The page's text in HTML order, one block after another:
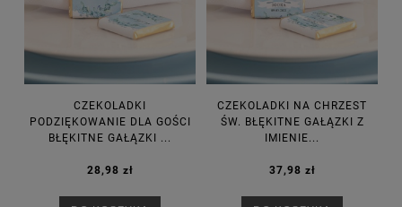
CZEKOLADKI
PODZIĘKOWANIE DLA GOŚCI
BŁĘKITNE GAŁĄZKI ...
28,98 zł
CZEKOLADKI NA CHRZEST
ŚW. BŁĘKITNE GAŁĄZKI Z
IMIENIE...
37,98 zł